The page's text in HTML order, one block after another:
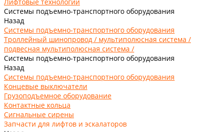
Системы подъемно-транспортного оборудования
Назад
Системы подъемно-транспортного оборудования
Троллейный шинопровод / мультиполюсная система /
подвесная мультиполюсная система /
Системы подъемно-транспортного оборудования
Назад
Системы подъемно-транспортного оборудования
Концевые выключатели
Грузоподъемное оборудование
Контактные кольца
Сигнальные сирены
Запчасти для лифтов и эскалаторов